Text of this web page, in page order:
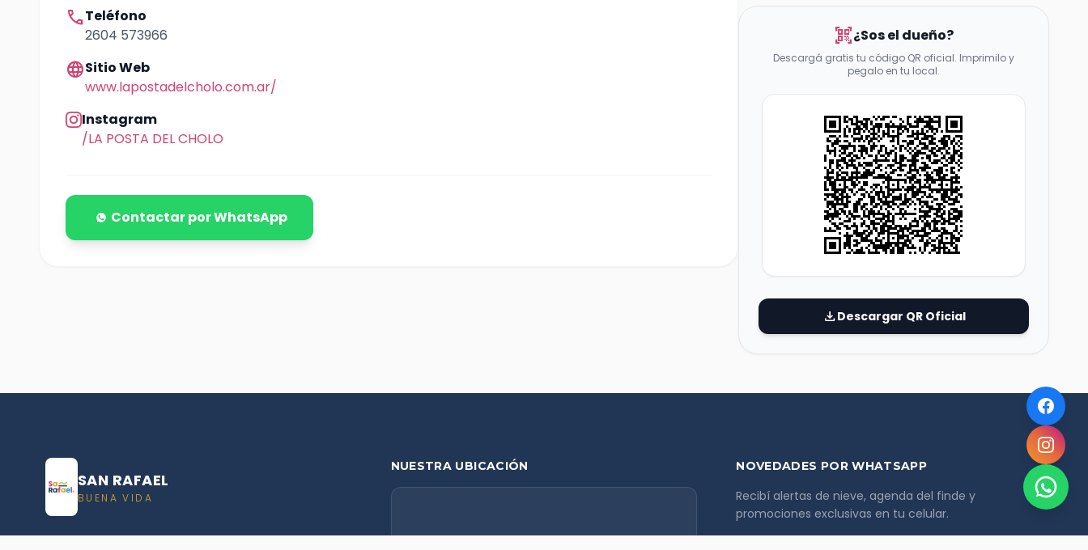
callTeléfono
2604 573966
languageSitio Web
www.lapostadelcholo.com.ar/
Instagram
/LA POSTA DEL CHOLO
Contactar por WhatsApp
qr_code_scanner¿Sos el dueño?
Descargá gratis tu código QR oficial. Imprimilo y
pegalo en tu local.
downloadDescargar QR Oficial
SAN RAFAEL
BUENA VIDA
NUESTRA UBICACIÓN NOVEDADES POR WHATSAPP
Recibí alertas de nieve, agenda del finde y
promociones exclusivas en tu celular.